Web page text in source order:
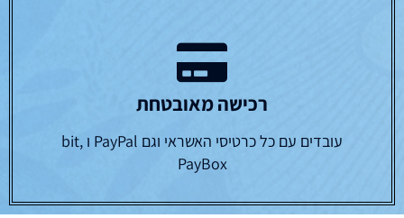
רכישה מאובטחת
עובדים עם כל כרטיסי האשראי וגם PayPal ו bit,
PayBox